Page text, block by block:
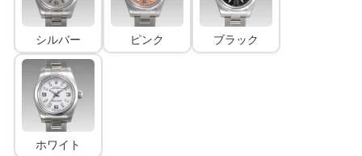
シルバー ピンク ブラック
ホワイト